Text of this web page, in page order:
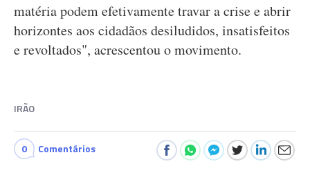
matéria podem efetivamente travar a crise e abrir
horizontes aos cidadãos desiludidos, insatisfeitos
e revoltados", acrescentou o movimento.
IRÃO
0 Comentários